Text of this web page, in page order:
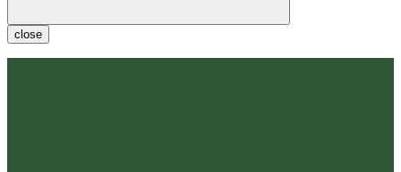
close